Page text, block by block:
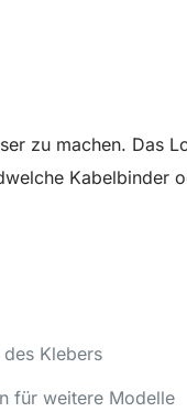
zu machen. Das
Klebers
für weitere Modelle